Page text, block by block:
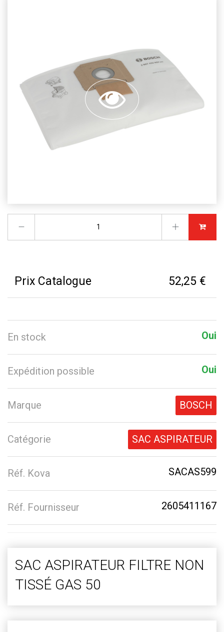
Prix Catalogue 52,25 €
En stock Oui
Expédition possible Oui
Marque BOSCH
Catégorie SAC ASPIRATEUR
Réf. Kova SACAS599
Réf. Fournisseur 2605411167
SAC ASPIRATEUR FILTRE NON
TISSÉ GAS 50